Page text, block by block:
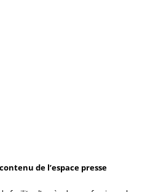
de l’espace presse